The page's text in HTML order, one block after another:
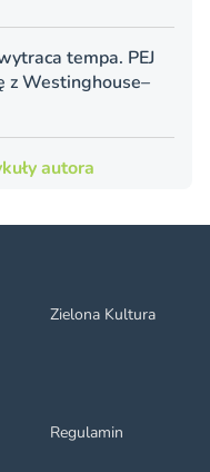
tempa. PEJ
z Westinghouse–
autora
Zielona Kultura
Regulamin